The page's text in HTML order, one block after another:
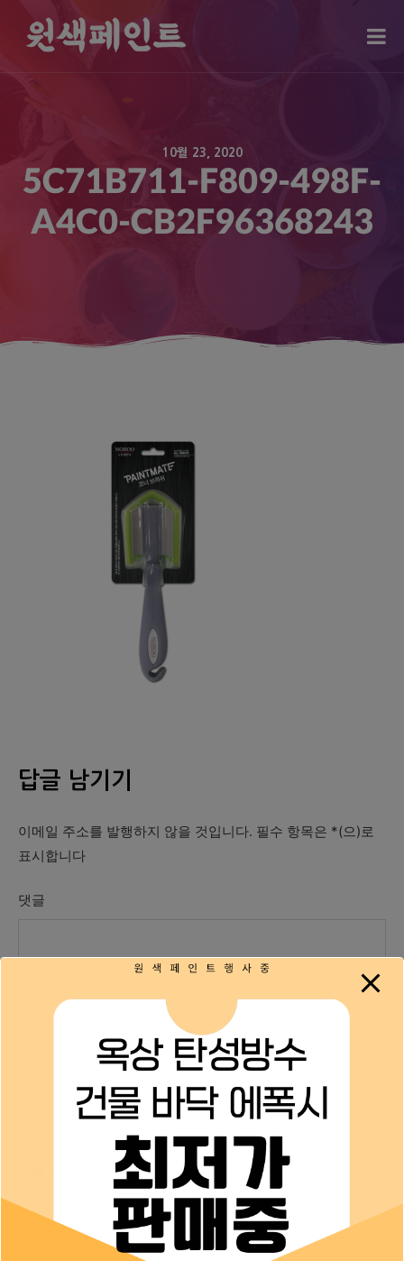
10월 23, 2020
5C71B711-F809-498F-
A4C0-CB2F96368243
답글 남기기
이메일 주소를 발행하지 않을 것입니다. 필수 항목은 *(으)로
표시합니다
댓글